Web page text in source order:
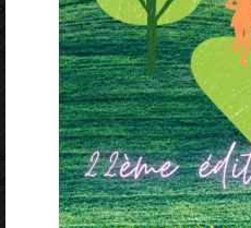
des activités
votre matériel si vous en avez :
Jacques Anquetil, accès salle bleue